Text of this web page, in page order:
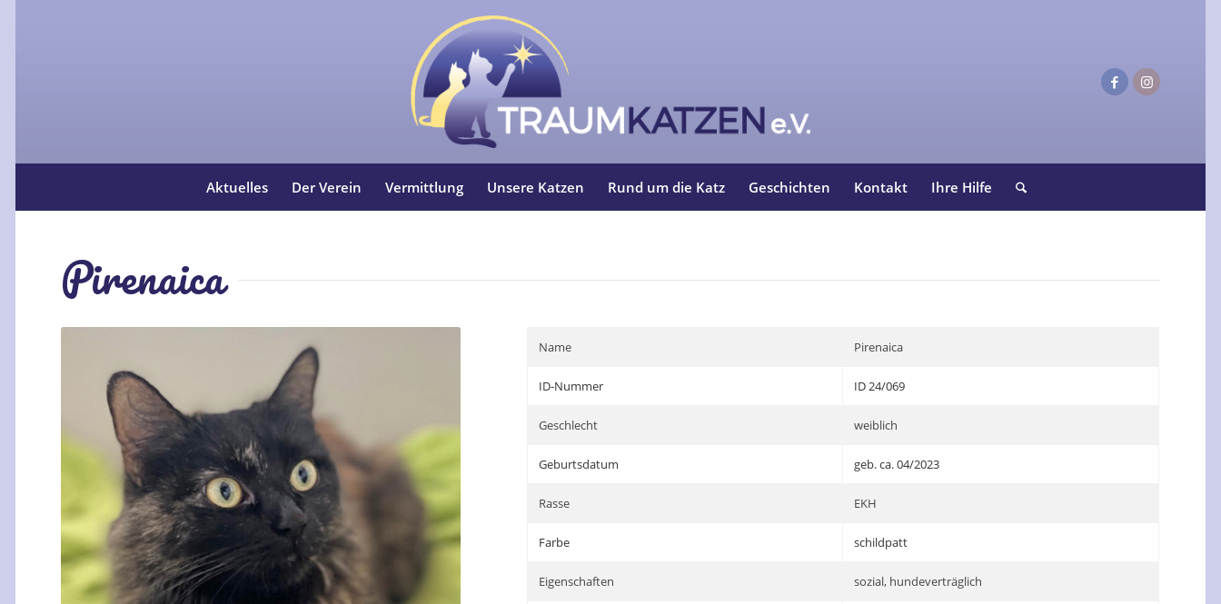
Aktuelles Der Verein Vermittlung Unsere Katzen Rund um die Katz Geschichten Kontakt Ihre Hilfe
Pirenaica
Name Pirenaica
ID-Nummer ID 24/069
Geschlecht weiblich
Geburtsdatum geb. ca. 04/2023
Rasse EKH
Farbe schildpatt
Eigenschaften sozial, hundeverträglich